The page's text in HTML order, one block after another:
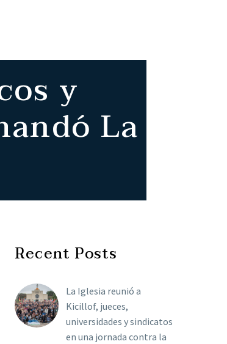
y
La
Recent Posts
La Iglesia reunió a
Kicillof, jueces,
universidades y sindicatos
en una jornada contra la